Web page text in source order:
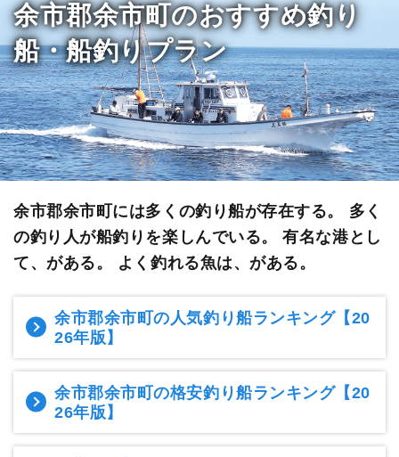
余市郡余市町のおすすめ釣り
船・船釣りプラン
余市郡余市町には多くの釣り船が存在する。 多く
の釣り人が船釣りを楽しんでいる。有名な港とし
て、がある。 よく釣れる魚は、がある。
余市郡余市町の人気釣り船ランキング【20
26年版】
余市郡余市町の格安釣り船ランキング【20
26年版】